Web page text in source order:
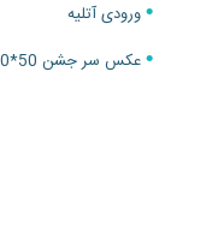
ورودی آتلیه
عکس سر جشن 50*70